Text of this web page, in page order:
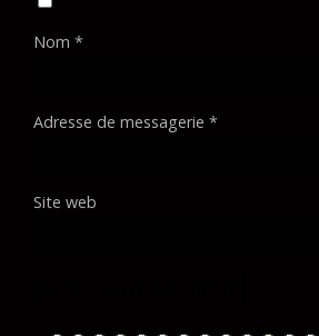
Nom *
Adresse de messagerie *
Site web